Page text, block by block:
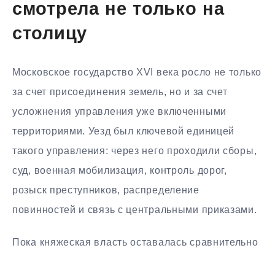
смотрела не только на
столицу
Московское государство XVI века росло не только
за счет присоединения земель, но и за счет
усложнения управления уже включенными
территориями. Уезд был ключевой единицей
такого управления: через него проходили сборы,
суд, военная мобилизация, контроль дорог,
розыск преступников, распределение
повинностей и связь с центральными приказами.
Пока княжеская власть оставалась сравнительно